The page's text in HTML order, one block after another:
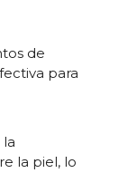
de
para
la piel, lo